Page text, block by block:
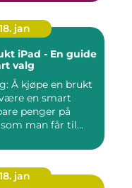
18. jan
iPad - En guide
valg
en smart
penger på
man får til...
18. jan